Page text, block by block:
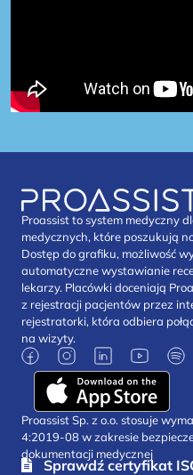
Proassist to system medyczny
medycznych, które poszukują
Dostęp do grafiku, możliwość
automatyczne wystawianie
lekarzy. Placówki doceniają
z rejestracji pacjentów przez
rejestratorki, która odbiera
na wizyty.
Proassist Sp. z o.o. stosuje
4:2019-08 w zakresie
dokumentacji medycznej
Sprawdź certyfikat